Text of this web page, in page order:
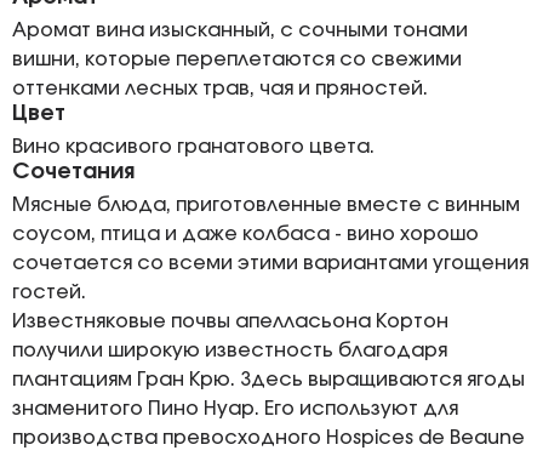
Аромат вина изысканный, с сочными тонами
вишни, которые переплетаются со свежими
оттенками лесных трав, чая и пряностей.
Цвет
Вино красивого гранатового цвета.
Сочетания
Мясные блюда, приготовленные вместе с винным
соусом, птица и даже колбаса - вино хорошо
сочетается со всеми этими вариантами угощения
гостей.
Известняковые почвы апелласьона Кортон
получили широкую известность благодаря
плантациям Гран Крю. Здесь выращиваются ягоды
знаменитого Пино Нуар. Его используют для
производства превосходного Hospices de Beaune